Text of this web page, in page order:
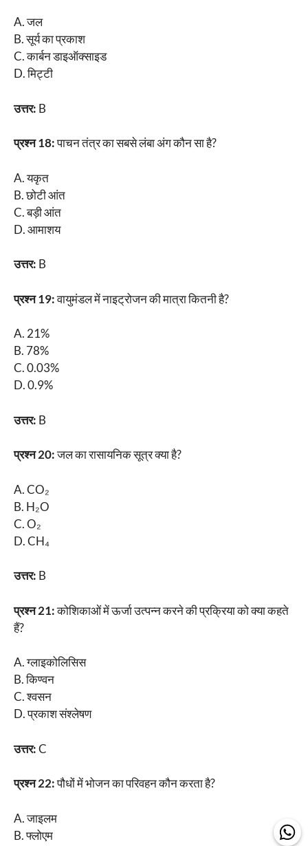
A. जल
B. सूर्य का प्रकाश
C. कार्बन डाइऑक्साइड
D. मिट्टी
उत्तर: B
प्रश्न 18:पाचन तंत्र का सबसे लंबा अंग कौन सा है?
A. यकृत
B. छोटी आंत
C. बड़ी आंत
D. आमाशय
उत्तर: B
प्रश्न 19:वायुमंडल में नाइट्रोजन की मात्रा कितनी है?
A. 21%
B. 78%
C. 0.03%
D. 0.9%
उत्तर: B
प्रश्न 20:जल का रासायनिक सूत्र क्या है?
A. CO₂
B. H₂O
C. O₂
D. CH₄
उत्तर: B
प्रश्न 21:कोशिकाओं में ऊर्जा उत्पन्न करने की प्रक्रिया को क्या कहते
हैं?
A. ग्लाइकोलिसिस
B. किण्वन
C. श्वसन
D. प्रकाश संश्लेषण
उत्तर:C
प्रश्न 22:पौधों में भोजन का परिवहन कौन करता है?
A. जाइलम
B. फ्लोएम